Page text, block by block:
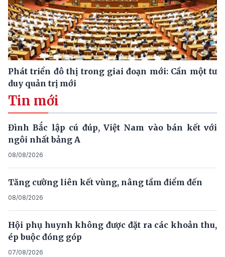
Phát triển đô thị trong giai đoạn mới: Cần một tư
duy quản trị mới
Tin mới
Đình Bắc lập cú đúp, Việt Nam vào bán kết với
ngôi nhất bảng A
08/08/2026
Tăng cường liên kết vùng, nâng tầm điểm đến
08/08/2026
Hội phụ huynh không được đặt ra các khoản thu,
ép buộc đóng góp
07/08/2026